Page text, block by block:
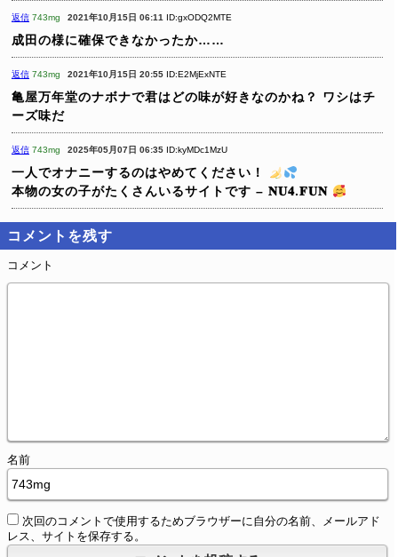
返信 743mg 2021年10月15日 06:11 ID:gxODQ2MTE
成田の様に確保できなかったか……
返信 743mg 2021年10月15日 20:55 ID:E2MjExNTE
亀屋万年堂のナボナで君はどの味が好きなのかね？
ワシはチ
ーズ味だ
返信 743mg 2025年05月07日 06:35 ID:kyMDc1MzU
一人でオナニーするのはやめてください！
本物の女の子がたくさんいるサイトです – 𝐍𝐔𝟒.𝐅𝐔𝐍
コメントを残す
コメント
名前
次回のコメントで使用するためブラウザーに自分の名前、メールアド
レス、サイトを保存する。